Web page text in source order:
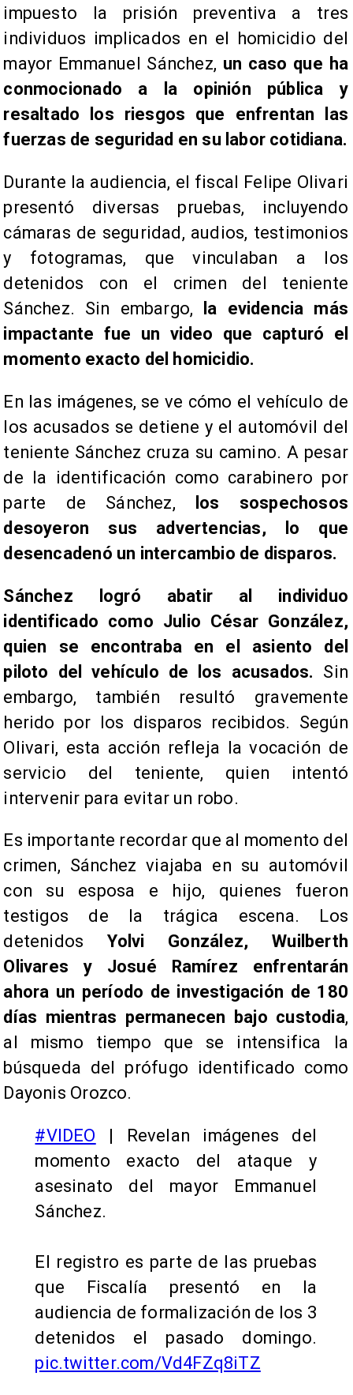
impuesto la prisión preventiva a tres
individuos implicados en el homicidio del
mayor Emmanuel Sánchez, un caso que ha
conmocionado a la opinión pública y
resaltado los riesgos que enfrentan las
fuerzas de seguridad en su labor cotidiana.
Durante la audiencia, el fiscal Felipe Olivari
presentó diversas pruebas, incluyendo
cámaras de seguridad, audios, testimonios
y fotogramas, que vinculaban a los
detenidos con el crimen del teniente
Sánchez. Sin embargo,
la evidencia más
impactante fue un video que capturó el
momento exacto del homicidio.
​En las imágenes, se ve cómo el vehículo de
los acusados se detiene y el automóvil del
teniente Sánchez cruza su camino. A pesar
de la identificación como carabinero por
parte de Sánchez,
los sospechosos
desoyeron sus advertencias, lo que
desencadenó un intercambio de disparos.
Sánchez logró abatir al individuo
identificado como Julio César González,
quien se encontraba en el asiento del
piloto del vehículo de los acusados. Sin
embargo, también resultó gravemente
herido por los disparos recibidos. Según
Olivari, esta acción refleja la vocación de
servicio del teniente, quien intentó
intervenir para evitar un robo.
Es importante recordar que al momento del
crimen, Sánchez viajaba en su automóvil
con su esposa e hijo, quienes fueron
testigos de la trágica escena. Los
detenidosYolvi González, Wuilberth
Olivares y Josué Ramírez enfrentarán
ahora un período de investigación de 180
días mientras permanecen bajo custodia,
al mismo tiempo que se intensifica la
búsqueda del prófugo identificado como
Dayonis Orozco.
#VIDEO | Revelan imágenes del
momento exacto del ataque y
asesinato del mayor Emmanuel
Sánchez.
El registro es parte de las pruebas
que Fiscalía presentó en la
audiencia de formalización de los 3
detenidos el pasado domingo.
pic.twitter.com/Vd4FZq8iTZ